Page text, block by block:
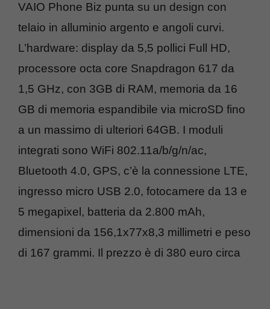
VAIO Phone Biz punta su un design con
telaio in alluminio argento e angoli curvi.
L’hardware: display da 5,5 pollici Full HD,
processore octa core Snapdragon 617 da
1,5 GHz, con 3GB di RAM, memoria da 16
GB di memoria espandibile via microSD fino
a un massimo di ulteriori 64GB. I moduli
integrati sono WiFi 802.11a/b/g/n/ac,
Bluetooth 4.0, GPS, c’è la connessione LTE,
ingresso micro USB 2.0, fotocamere da 13 e
5 megapixel, batteria da 2.800 mAh,
dimensioni da 156,1x77x8,3 millimetri e peso
di 167 grammi. Il prezzo è di 380 euro circa